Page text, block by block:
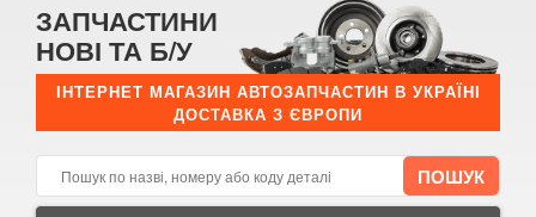
ЗАПЧАСТИНИ
НОВІ ТА Б/У
ІНТЕРНЕТ МАГАЗИН АВТОЗАПЧАСТИН В УКРАЇНІ
ДОСТАВКА З ЄВРОПИ
Оригінальний номер:
Примітка:
E-mail:
Телефон: